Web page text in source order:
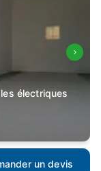
électriques
un devis